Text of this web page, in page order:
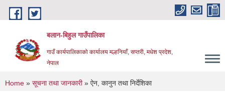
Skip to main content
बलान-बिहुल गाउँपालिका
गाउँ कार्यपालिकाको कार्यालय मल्हनियाँ, सप्तरी, मधेश प्रदेश,
नेपाल
You are here
Home » सूचना तथा जानकारी» ऐन, कानुन तथा निर्देशिका